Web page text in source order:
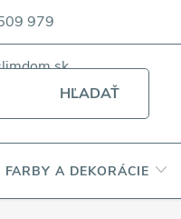
979
VZORKOVNÍK TKANÍN DAPPI
HĽADAŤ
FARBY A DEKORÁCIE